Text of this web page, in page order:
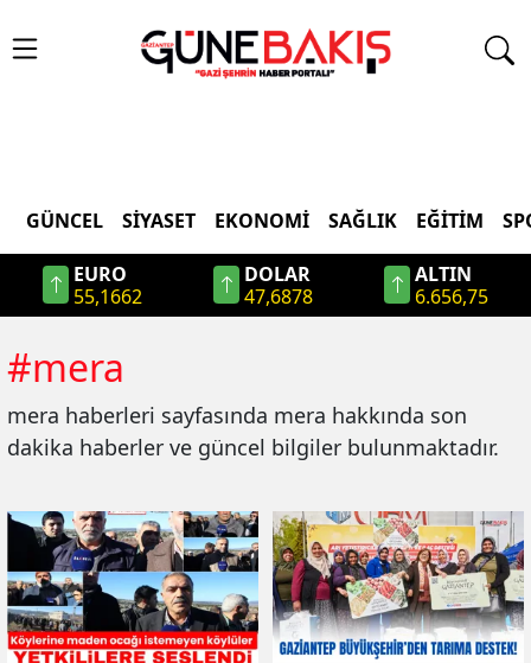
GÜNCEL SIYASET EKONOMI SAĞLIK EĞITIM
EURO
55,1662
DOLAR
47,6878
ALTIN
6.656,75
#mera
mera haberleri sayfasında mera hakkında son
dakika haberler ve güncel bilgiler bulunmaktadır.